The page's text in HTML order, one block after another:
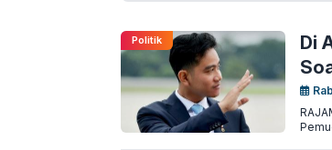
Politik
Di